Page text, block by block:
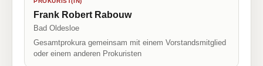
Frank Robert Rabouw
Bad Oldesloe
Gesamtprokura gemeinsam mit einem Vorstandsmitglied
oder einem anderen Prokuristen